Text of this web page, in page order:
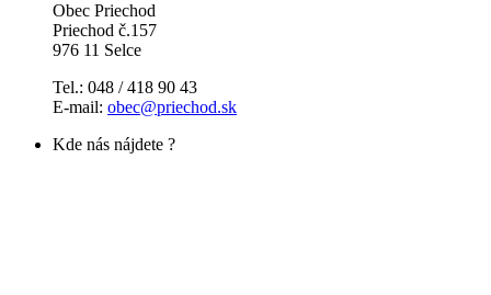
Obec Priechod
Priechod č.157
976 11 Selce
Tel.: 048 / 418 90 43
E-mail: obec@priechod.sk
Kde nás nájdete ?